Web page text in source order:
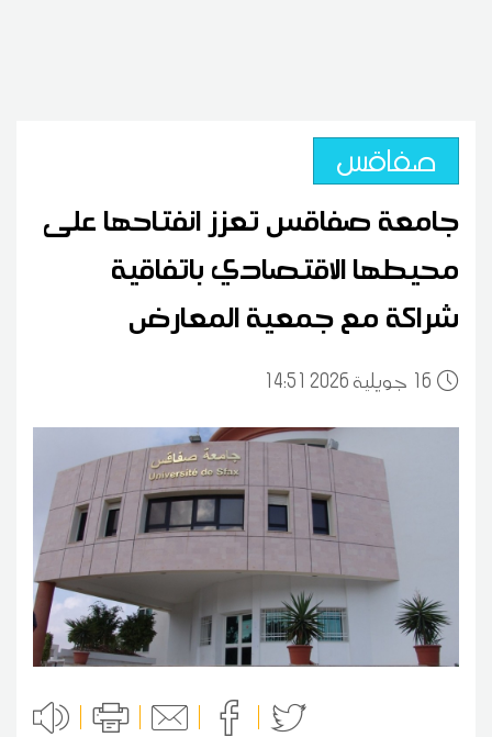
صفاقس
جامعة صفاقس تعزز انفتاحها على
محيطها الاقتصادي باتفاقية
شراكة مع جمعية المعارض
16 14:51 2026 جويلية